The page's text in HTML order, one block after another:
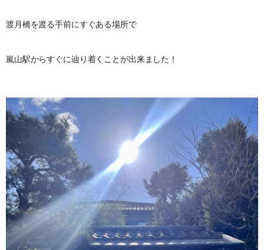
渡月橋を渡る手前にすぐある場所で
嵐山駅からすぐに辿り着くことが出来ました！